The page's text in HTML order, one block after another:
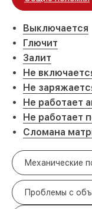
Выключается
Глючит
Залит
Не
Не
Не работает
Не работает
Сломана
Механические
Проблемы с